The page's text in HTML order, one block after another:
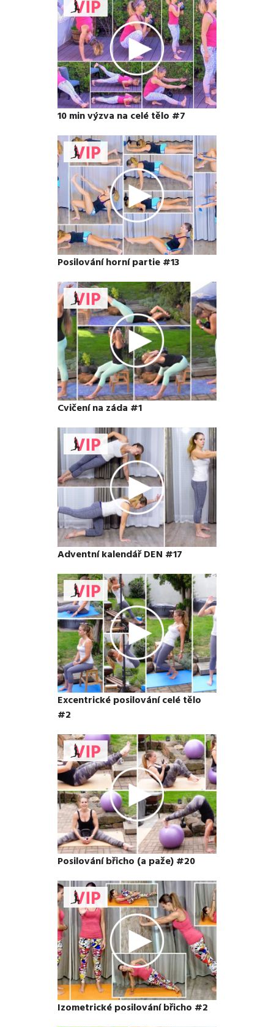
10 min výzva na celé tělo #7
Posilování horní partie #13
Cvičení na záda #1
Adventní kalendář DEN #17
Excentrické posilování celé tělo
#2
Posilování břicho (a paže) #20
Izometrické posilování břicho #2